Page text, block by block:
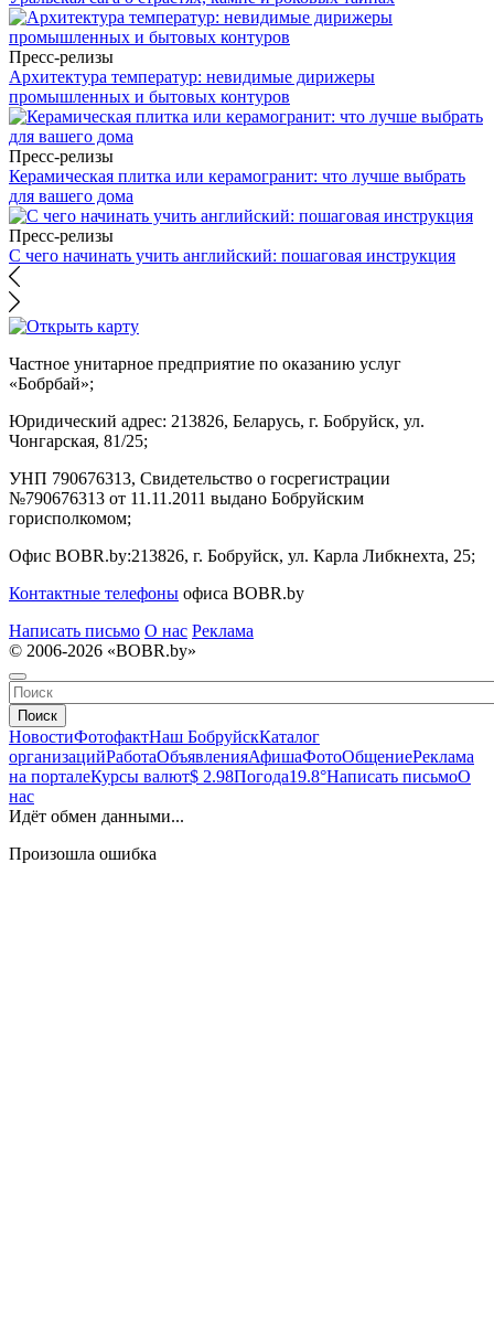
Пресс-релизы
Архитектура температур: невидимые дирижеры
промышленных и бытовых контуров
Пресс-релизы
Керамическая плитка или керамогранит: что лучше выбрать
для вашего дома
Пресс-релизы
С чего начинать учить английский: пошаговая инструкция
Частное унитарное предприятие по оказанию услуг
«Бобрбай»;
Юридический адрес: 213826, Беларусь, г. Бобруйск, ул.
Чонгарская, 81/25;
УНП 790676313, Свидетельство о госрегистрации
№790676313 от 11.11.2011 выдано Бобруйским
горисполкомом;
Офис BOBR.by:213826, г. Бобруйск, ул. Карла Либкнехта, 25;
Контактные телефоны офиса BOBR.by
Написать письмо О нас Реклама
© 2006-2026 «BOBR.by»
Поиск
НовостиФотофактНаш БобруйскКаталог
организацийРаботаОбъявленияАфишаФотоОбщениеРеклама
на порталеКурсы валют$ 2.98Погода19.8°Написать письмоО
нас
Идёт обмен данными...
Произошла ошибка